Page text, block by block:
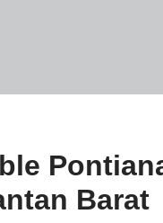
Barat